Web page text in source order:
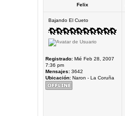
Felix
Bajando El Cueto
Registrado:Mié Feb 28, 2007
7:36 pm
Mensajes:3642
Ubicación:Naron - La Coruña